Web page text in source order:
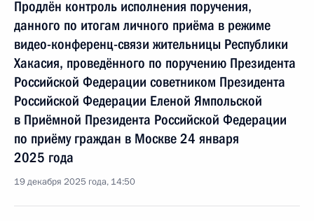
Продлён контроль исполнения поручения,
данного по итогам личного приёма в режиме
видео-конференц-связи жительницы Республики
Хакасия, проведённого по поручению Президента
Российской Федерации советником Президента
Российской Федерации Еленой Ямпольской
в Приёмной Президента Российской Федерации
по приёму граждан в Москве 24 января
2025 года
19 декабря 2025 года, 14:50